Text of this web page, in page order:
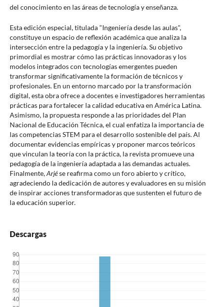
del conocimiento en las áreas de tecnología y enseñanza.
Esta edición especial, titulada "Ingeniería desde las aulas",
constituye un espacio de reflexión académica que analiza la
intersección entre la pedagogía y la ingeniería. Su objetivo
primordial es mostrar cómo las prácticas innovadoras y los
modelos integrados con tecnologías emergentes pueden
transformar significativamente la formación de técnicos y
profesionales. En un entorno marcado por la transformación
digital, esta obra ofrece a docentes e investigadores herramientas
prácticas para fortalecer la calidad educativa en América Latina.
Asimismo, la propuesta responde a las prioridades del Plan
Nacional de Educación Técnica, el cual enfatiza la importancia de
las competencias STEM para el desarrollo sostenible del país. Al
documentar evidencias empíricas y proponer marcos teóricos
que vinculan la teoría con la práctica, la revista promueve una
pedagogía de la ingeniería adaptada a las demandas actuales.
Finalmente,Arjése reafirma como un foro abierto y crítico,
agradeciendo la dedicación de autores y evaluadores en su misión
de inspirar acciones transformadoras que sustenten el futuro de
la educación superior.
Descargas